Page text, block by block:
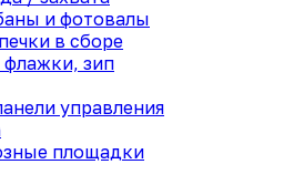
и фотовалы
в сборе
зип
управления
площадки